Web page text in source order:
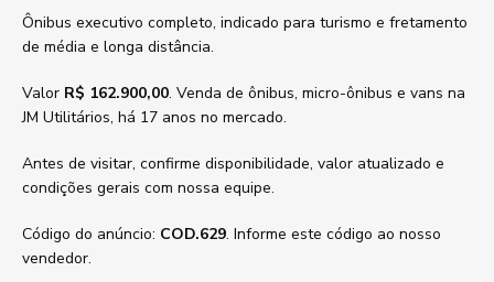
Ônibus executivo completo, indicado para turismo e fretamento
de média e longa distância.
Valor R$ 162.900,00. Venda de ônibus, micro-ônibus e vans na
JM Utilitários, há 17 anos no mercado.
Antes de visitar, confirme disponibilidade, valor atualizado e
condições gerais com nossa equipe.
Código do anúncio: COD.629. Informe este código ao nosso
vendedor.